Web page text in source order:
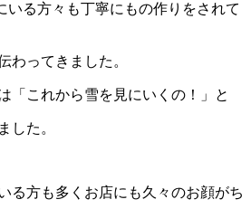
いる方々も丁寧にもの作りをされて
わってきました。
「これから雪を見にいくの！」と
した。
る方も多くお店にも久々のお顔がち